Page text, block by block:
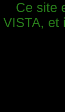
Ce site
VISTA, et